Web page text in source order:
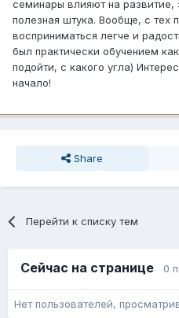
семинары влияют на развитие,
полезная штука. Вообще, с тех
восприниматься легче и
был практически обучением
подойти, с какого угла)
начало!
Share
Перейти к списку тем
Сейчас на странице 0
Нет пользователей,